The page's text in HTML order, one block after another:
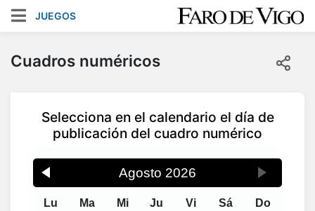
JUEGOS
Cuadros numéricos
Selecciona en el calendario el día de
publicación del cuadro numérico
Agosto 2026
Lu Ma Mi Ju Vi Sá Do